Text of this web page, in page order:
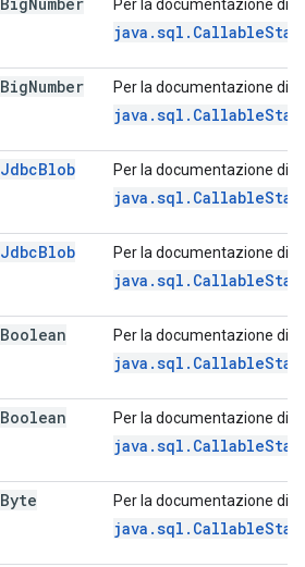
Per la documentazione di
BigNumber Per la documentazione di
JdbcBlob Per la documentazione di
JdbcBlob Per la documentazione di
Boolean Per la documentazione di
Boolean Per la documentazione di
Byte Per la documentazione di